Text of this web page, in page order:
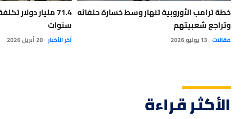
خطة ترامب الأوروبية تنهار وسط خسارة حلفائه
وتراجع شعبيتهم
مقالات 13 يوليو 2026
سنوات
آخر الأخبار 20 أبريل 2026
الأكثر قراءة